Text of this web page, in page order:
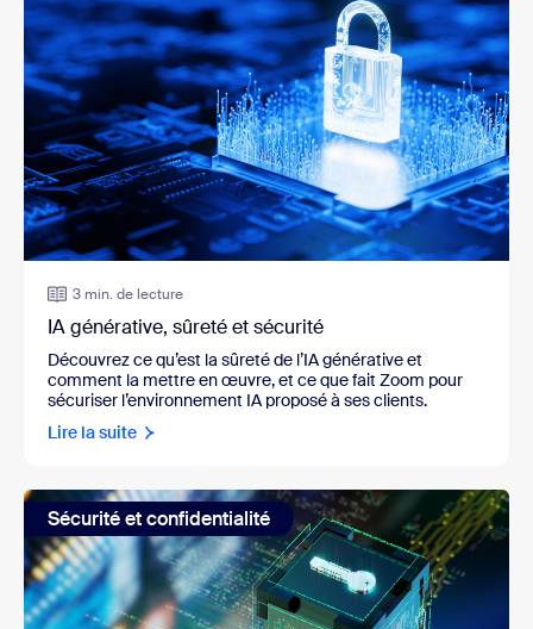
3 min. de lecture
IA générative, sûreté et sécurité
Découvrez ce qu’est la sûreté de l’IA générative et
comment la mettre en œuvre, et ce que fait Zoom pour
sécuriser l’environnement IA proposé à ses clients.
Lire la suite
Sécurité et confidentialité